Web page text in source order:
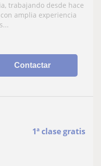
trabajando desde hace
amplia experiencia
Contactar
1ª clase gratis